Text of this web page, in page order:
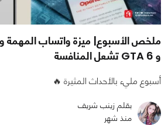
و GTA 6 تشعل المنافسة
أسبوع مليء بالأحداث المثيرة 🔥
بقلم زينب شريف
منذ شهر